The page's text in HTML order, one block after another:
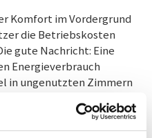
Komfort im Vordergrund
die Betriebskosten
gute Nachricht: Eine
Energieverbrauch
in ungenutzten Zimmern
mit nur 20 Prozent
Lichtleisten schalten